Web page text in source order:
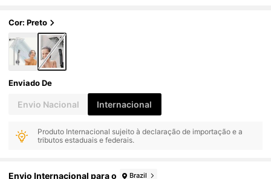
Cor: Preto
Enviado De
Envio Nacional Internacional
Produto Internacional sujeito à declaração de importação e a
tributos estaduais e federais.
Envio Internacional para o Brazil